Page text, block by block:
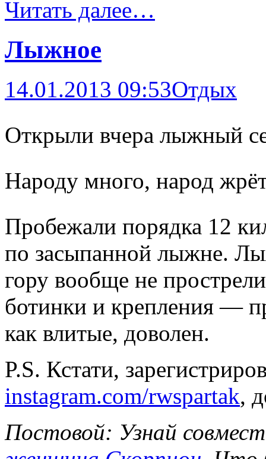
Читать далее…
Лыжное
14.01.2013 09:53Отдых
Открыли вчера лыжный
Народу много, народ
Пробежали порядка 12
по засыпанной лыжне.
гору вообще не
ботинки и крепления —
как влитые, доволен.
P.S. Кстати,
instagram.com/rwspartak,
Постовой: Узнай